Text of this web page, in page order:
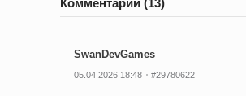
SwanDevGames
05.04.2026 18:48 #29780622